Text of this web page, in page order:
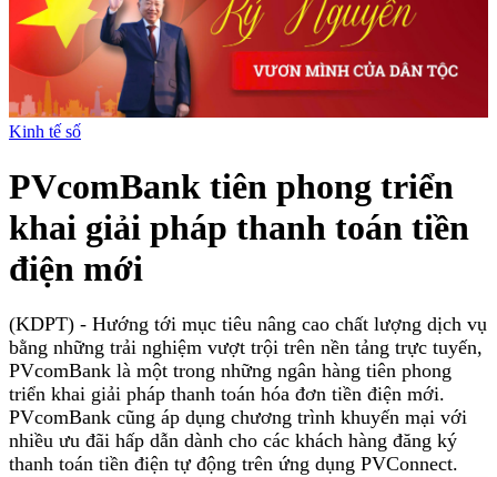
Kinh tế số
PVcomBank tiên phong triển
khai giải pháp thanh toán tiền
điện mới
(KDPT) - Hướng tới mục tiêu nâng cao chất lượng dịch vụ
bằng những trải nghiệm vượt trội trên nền tảng trực tuyến,
PVcomBank là một trong những ngân hàng tiên phong
triển khai giải pháp thanh toán hóa đơn tiền điện mới.
PVcomBank cũng áp dụng chương trình khuyến mại với
nhiều ưu đãi hấp dẫn dành cho các khách hàng đăng ký
thanh toán tiền điện tự động trên ứng dụng PVConnect.